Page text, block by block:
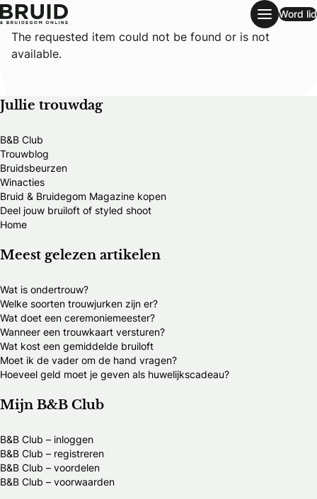
Wedding single
Word lid
The requested item could not be found or is not
available.
Jullie trouwdag
B&B Club
Trouwblog
Bruidsbeurzen
Winacties
Bruid & Bruidegom Magazine kopen
Deel jouw bruiloft of styled shoot
Home
Meest gelezen artikelen
Wat is ondertrouw?
Welke soorten trouwjurken zijn er?
Wat doet een ceremoniemeester?
Wanneer een trouwkaart versturen?
Wat kost een gemiddelde bruiloft
Moet ik de vader om de hand vragen?
Hoeveel geld moet je geven als huwelijkscadeau?
Mijn B&B Club
B&B Club – inloggen
B&B Club – registreren
B&B Club – voordelen
B&B Club – voorwaarden